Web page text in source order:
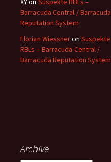
Barracuda Central / Barracuda
Reputation System
Florian Wiessneron Suspekte
RBLs – Barracuda Central /
Barracuda Reputation System
Archive